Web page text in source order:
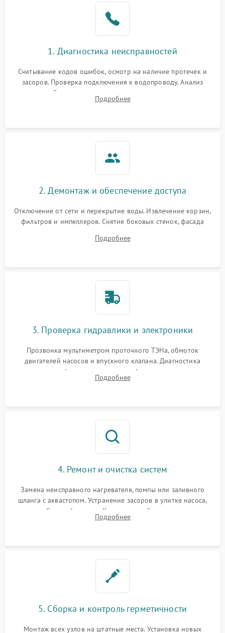
1700 ₽
циркуляционным насосом
2100 ₽ Подробнее →
1. Диагностика неисправностей
Считывание кодов ошибок, осмотр на наличие протечек и
засоров. Проверка подключения к водопроводу. Анализ
жалоб на отсутствие слива, нагрева, вращения
разбрызгивателей или срабатывание системы защиты
Подробнее
2. Демонтаж и обеспечение доступа
Отключение от сети и перекрытие воды. Извлечение корзин,
фильтров и импеллеров. Снятие боковых стенок, фасада
циркуляционному насосу, ТЭНу и сливной помпе.
Подробнее
3. Проверка гидравлики и электроники
Прозвонка мультиметром проточного ТЭНа, обмоток
двигателей насосов и впускного клапана. Диагностика
прессостата (датчика уровня воды), датчика мутности,
концевика дверцы и электронного модуля управления.
Подробнее
4. Ремонт и очистка систем
Замена неисправного нагревателя, помпы или заливного
шланга с аквастопом. Устранение засоров в улитке насоса,
патрубках и фильтрах. Компонентный ремонт платы
управления, восстановление поврежденной проводки.
Подробнее
5. Сборка и контроль герметичности
Монтаж всех узлов на штатные места. Установка новых